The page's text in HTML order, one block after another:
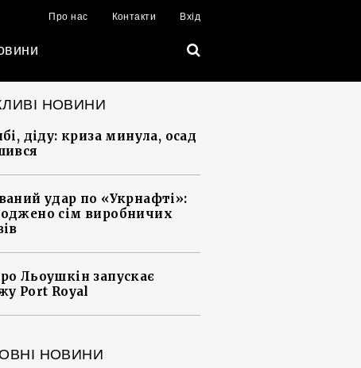
Про нас Контакти Вхід
НОВИНИ
діду: криза минула, осад
удар по «Укрнафті»:
сім виробничих
Льоушкін запускає
Port Royal
НОВИНИ